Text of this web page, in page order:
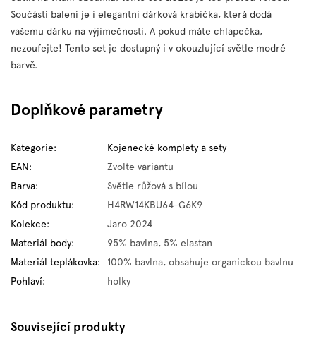
Součástí balení je i elegantní dárková krabička, která dodá
vašemu dárku na výjimečnosti. A pokud máte chlapečka,
nezoufejte! Tento set je dostupný i v okouzlující světle modré
barvě.
Doplňkové parametry
Kategorie:
Kojenecké komplety a sety
EAN:
Zvolte variantu
Barva:
Světle růžová s bílou
Kód produktu:
H4RW14KBU64-G6K9
Kolekce:
Jaro 2024
Materiál body:
95% bavlna, 5% elastan
Materiál teplákovka:
100% bavlna, obsahuje organickou bavlnu
Pohlaví: holky
Související produkty